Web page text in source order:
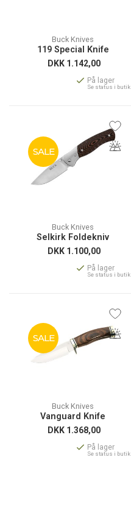
Buck Knives
119 Special Knife
DKK 1.142,00
På lager
Se status i butik
SALE
Buck Knives
Selkirk Foldekniv
DKK 1.100,00
På lager
Se status i butik
SALE
Buck Knives
Vanguard Knife
DKK 1.368,00
På lager
Se status i butik